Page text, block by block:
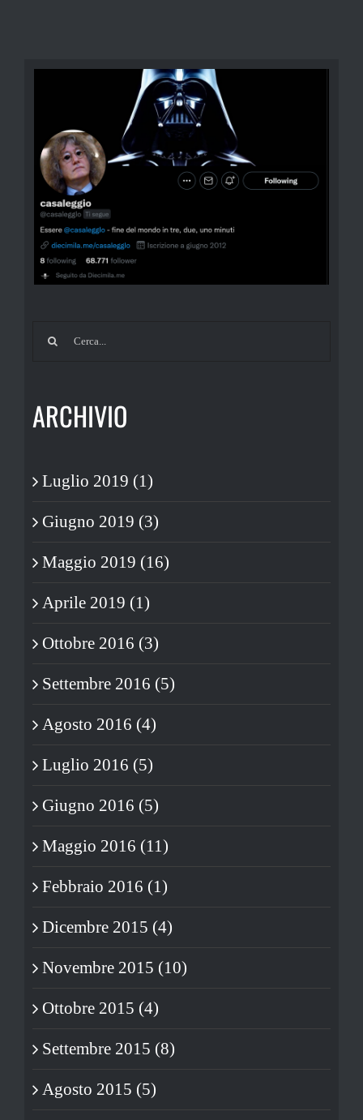
Cerca
ARCHIVIO
Luglio 2019 (1)
Giugno 2019 (3)
Maggio 2019 (16)
Aprile 2019 (1)
Ottobre 2016 (3)
Settembre 2016 (5)
Agosto 2016 (4)
Luglio 2016 (5)
Giugno 2016 (5)
Maggio 2016 (11)
Febbraio 2016 (1)
Dicembre 2015 (4)
Novembre 2015 (10)
Ottobre 2015 (4)
Settembre 2015 (8)
Agosto 2015 (5)